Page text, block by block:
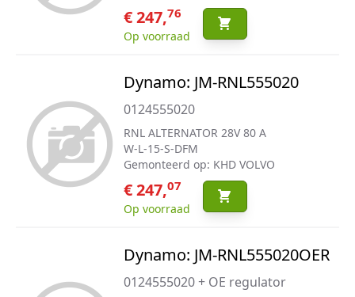
€ 247,76
Op voorraad
Dynamo: JM-RNL555020
0124555020
RNL ALTERNATOR 28V 80 A
W-L-15-S-DFM
Gemonteerd op: KHD VOLVO
€ 247,07
Op voorraad
Dynamo: JM-RNL555020OER
0124555020 + OE regulator